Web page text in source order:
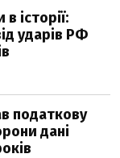
історії:
ударів РФ
податкову
дані